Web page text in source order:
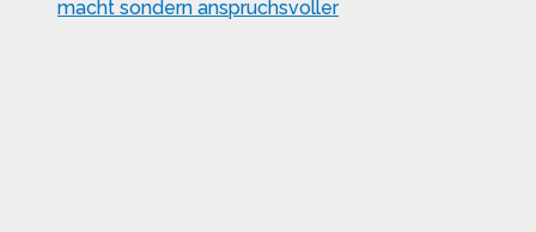
macht sondern anspruchsvoller